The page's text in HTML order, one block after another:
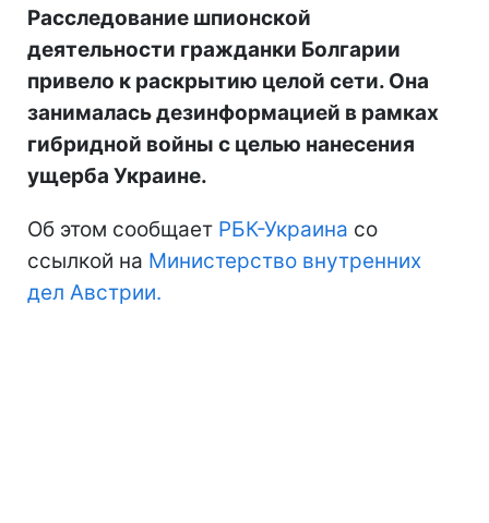
Расследование шпионской
деятельности гражданки Болгарии
привело к раскрытию целой сети. Она
занималась дезинформацией в рамках
гибридной войны с целью нанесения
ущерба Украине.
Об этом сообщает РБК-Украина со
ссылкой на Министерство внутренних
дел Австрии.